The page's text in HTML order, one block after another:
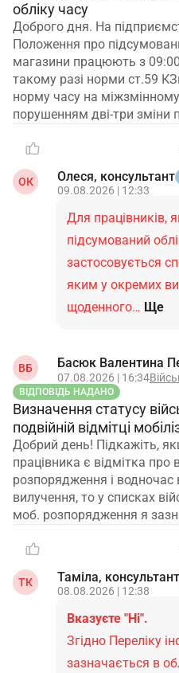
обліку часу
Доброго дня. На
Положення про
магазини працюють з
такому разі норми ст.59
норму часу на
порушенням дві-три зміни
ОК Олеся, консультант
09.08.2026 | 12:33
Для працівників,
підсумований
застосовується
яким у окремих
щоденного… Ще
ВБ Басюк Валентина
07.08.2026 | 16:34
ВІДПОВІДЬ НАДАНО
Визначення статусу
подвійній відмітці
Добрий день! Підкажіть,
працівника є відмітка про
розпорядження і водночас
вилучення, то у списках
моб. розпорядження я
ТК Таміла, консультант
08.08.2026 | 12:38
Вказуєте "Ні".
Згідно Переліку
зазначається в